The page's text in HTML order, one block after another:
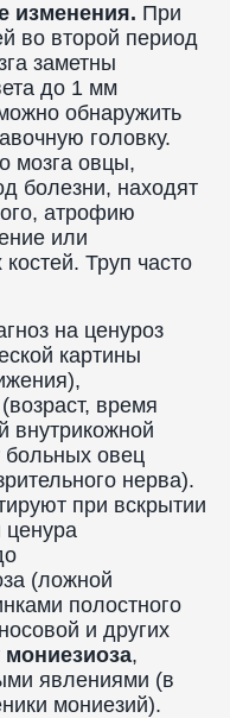
изменения. При
во второй период
заметны
до 1 мм
обнаружить
головку.
мозга овцы,
болезни, находят
атрофию
или
Труп часто
на ценуроз
картины
время
внутрикожной
больных овец
нерва).
при вскрытии
(ложной
полостного
и других
мониезиоза,
явлениями (в
мониезий).